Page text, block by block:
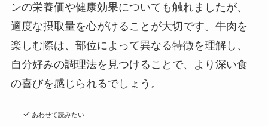
ンの栄養価や健康効果についても触れましたが、
適度な摂取量を心がけることが大切です。牛肉を
楽しむ際は、部位によって異なる特徴を理解し、
自分好みの調理法を見つけることで、より深い食
の喜びを感じられるでしょう。
あわせて読みたい